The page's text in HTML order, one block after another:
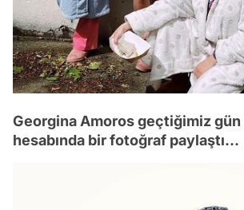
Georgina Amoros geçtiğimiz
hesabında bir fotoğraf paylaştı...